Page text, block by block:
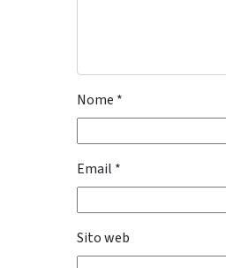
Nome *
Email *
Sito web